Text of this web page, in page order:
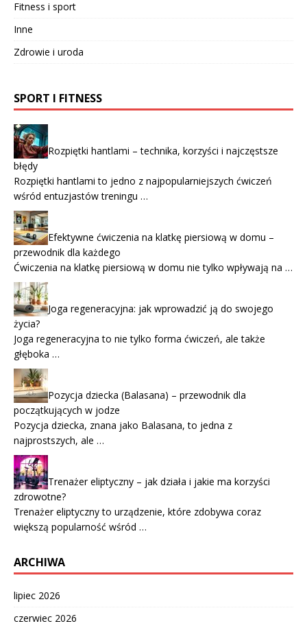
Fitness i sport
Inne
Zdrowie i uroda
SPORT I FITNESS
Rozpiętki hantlami – technika, korzyści i najczęstsze
błędy
Rozpiętki hantlami to jedno z najpopularniejszych ćwiczeń
wśród entuzjastów treningu …
Efektywne ćwiczenia na klatkę piersiową w domu –
przewodnik dla każdego
Ćwiczenia na klatkę piersiową w domu nie tylko wpływają na …
Joga regeneracyjna: jak wprowadzić ją do swojego
życia?
Joga regeneracyjna to nie tylko forma ćwiczeń, ale także
głęboka …
Pozycja dziecka (Balasana) – przewodnik dla
początkujących w jodze
Pozycja dziecka, znana jako Balasana, to jedna z
najprostszych, ale …
Trenażer eliptyczny – jak działa i jakie ma korzyści
zdrowotne?
Trenażer eliptyczny to urządzenie, które zdobywa coraz
większą popularność wśród …
ARCHIWA
lipiec 2026
czerwiec 2026